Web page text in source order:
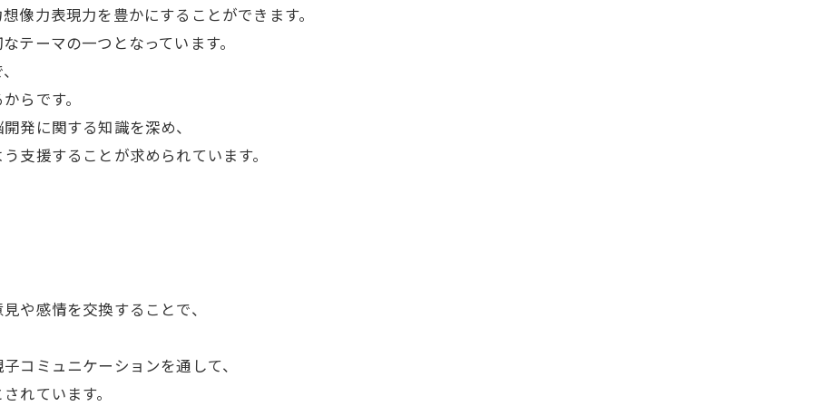
像力表現力を豊かにすることができます。
テーマの一つとなっています。
らです。
発に関する知識を深め、
支援することが求められています。
や感情を交換することで、
コミュニケーションを通して、
れています。